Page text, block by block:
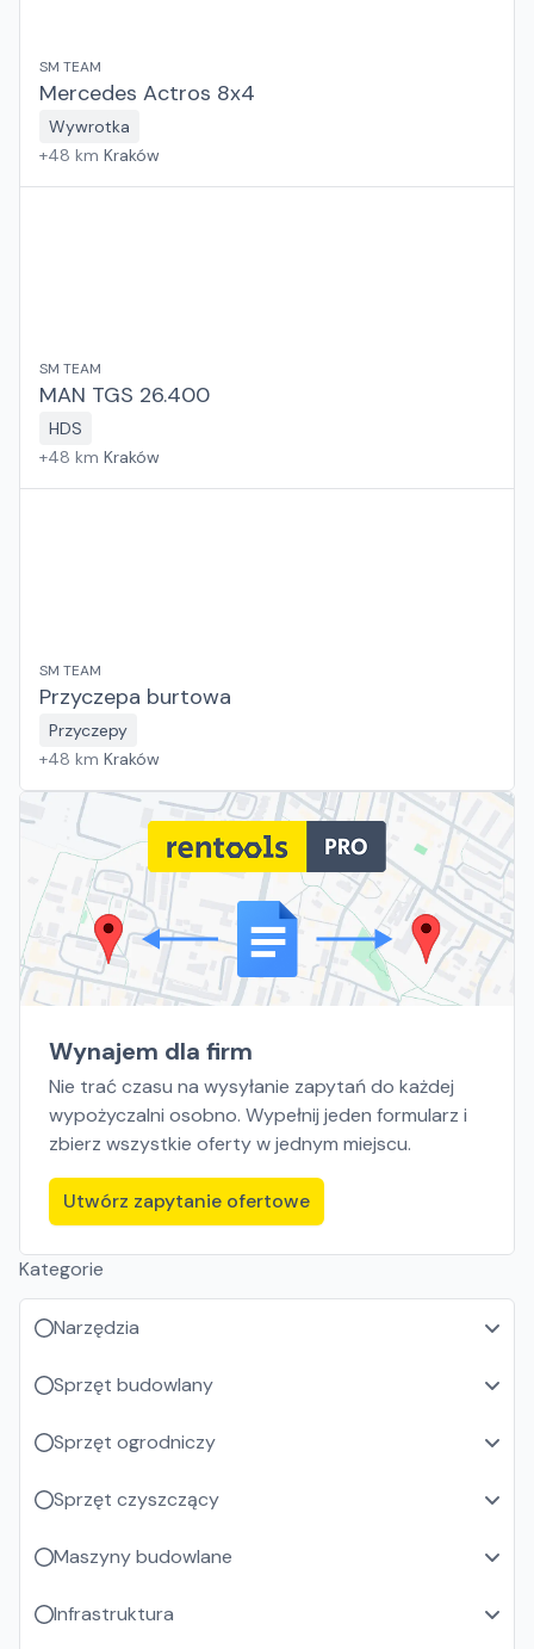
SM TEAM
Mercedes Actros 8x4
Wywrotka
+48 km Kraków
SM TEAM
MAN TGS 26.400
HDS
+48 km Kraków
SM TEAM
Przyczepa burtowa
Przyczepy
+48 km Kraków
Wynajem dla firm
Nie trać czasu na wysyłanie zapytań do każdej
wypożyczalni osobno. Wypełnij jeden formularz i
zbierz wszystkie oferty w jednym miejscu.
Utwórz zapytanie ofertowe
Kategorie
Narzędzia
Sprzęt budowlany
Sprzęt ogrodniczy
Sprzęt czyszczący
Maszyny budowlane
Infrastruktura